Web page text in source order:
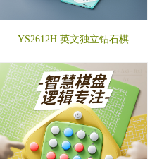
YS2612H 英文独立钻石棋